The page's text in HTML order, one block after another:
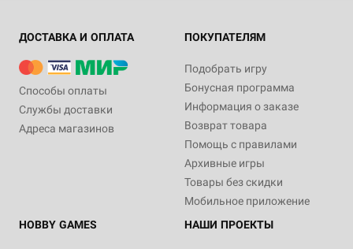
ДОСТАВКА И ОПЛАТА
Способы оплаты
Службы доставки
Адреса магазинов
ПОКУПАТЕЛЯМ
Подобрать игру
Бонусная программа
Информация о заказе
Возврат товара
Помощь с правилами
Архивные игры
Товары без скидки
Мобильное приложение
HOBBY GAMES
НАШИ ПРОЕКТЫ